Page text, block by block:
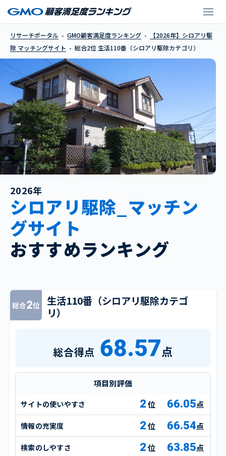
生活110番（シロアリ
リサーチポータル GMO顧客満足度ランキング
【2026年】シロアリ駆
除 マッチングサイト
総合2位 生活110番（シロアリ駆除カテゴリ）
2026年
シロアリ駆除_マッチン
グサイト
おすすめランキング
総合2位
生活110番（シロアリ駆除カテゴ
リ）
総合得点 68.57点
項目別評価
サイトの使いやすさ 2 66.05点
情報の充実度 2 66.54点
検索のしやすさ 2 63.85点